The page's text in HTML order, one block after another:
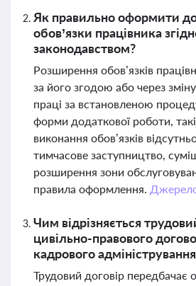
Як правильно оформити
обов’язки працівника
законодавством?
Розширення обов’язків
за його згодою або через
праці за встановленою
форми додаткової роботи,
виконання обов’язків
тимчасове заступництво,
розширення зони
правила оформлення.
Чим відрізняється
цивільно-правового
кадрового
Трудовий договір передбачає